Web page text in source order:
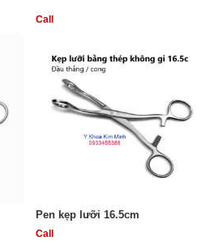
Call
Pen kẹp lưỡi 16.5cm
Call